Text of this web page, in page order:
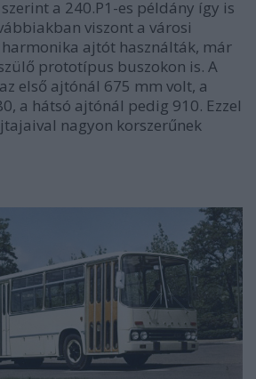
a 240.P1-es példány így is
viszont a városi
ajtót használták, már
prototípus buszokon is. A
első ajtónál 675 mm volt, a
a hátsó ajtónál pedig 910. Ezzel
nagyon korszerűnek